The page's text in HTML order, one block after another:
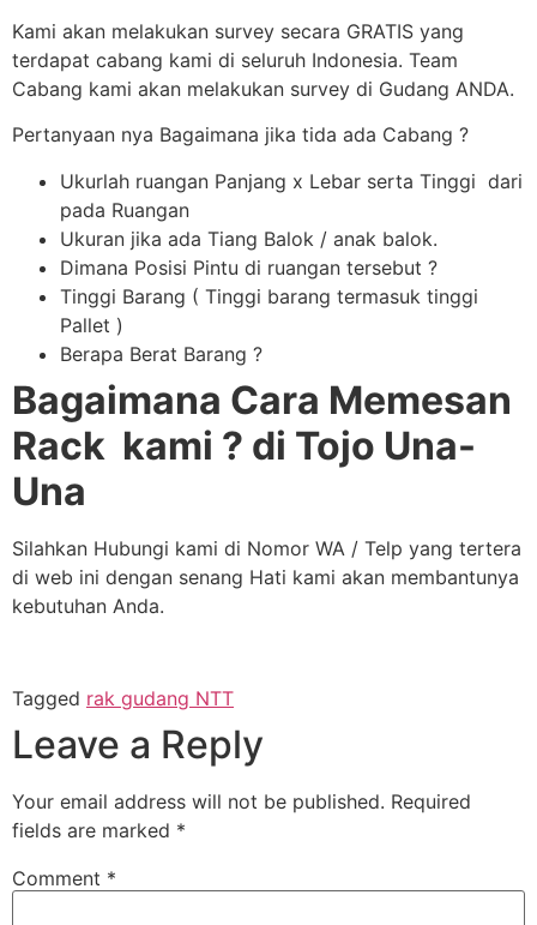
Kami akan melakukan survey secara GRATIS yang
terdapat cabang kami di seluruh Indonesia. Team
Cabang kami akan melakukan survey di Gudang ANDA.
Pertanyaan nya Bagaimana jika tida ada Cabang ?
Ukurlah ruangan Panjang x Lebar serta Tinggi dari
pada Ruangan
Ukuran jika ada Tiang Balok / anak balok.
Dimana Posisi Pintu di ruangan tersebut ?
Tinggi Barang ( Tinggi barang termasuk tinggi
Pallet )
Berapa Berat Barang ?
Bagaimana Cara Memesan
Rack kami ? di Tojo Una-
Una
Silahkan Hubungi kami di Nomor WA / Telp yang tertera
di web ini dengan senang Hati kami akan membantunya
kebutuhan Anda.
Tagged rak gudang NTT
Leave a Reply
Your email address will not be published. Required
fields are marked *
Comment *